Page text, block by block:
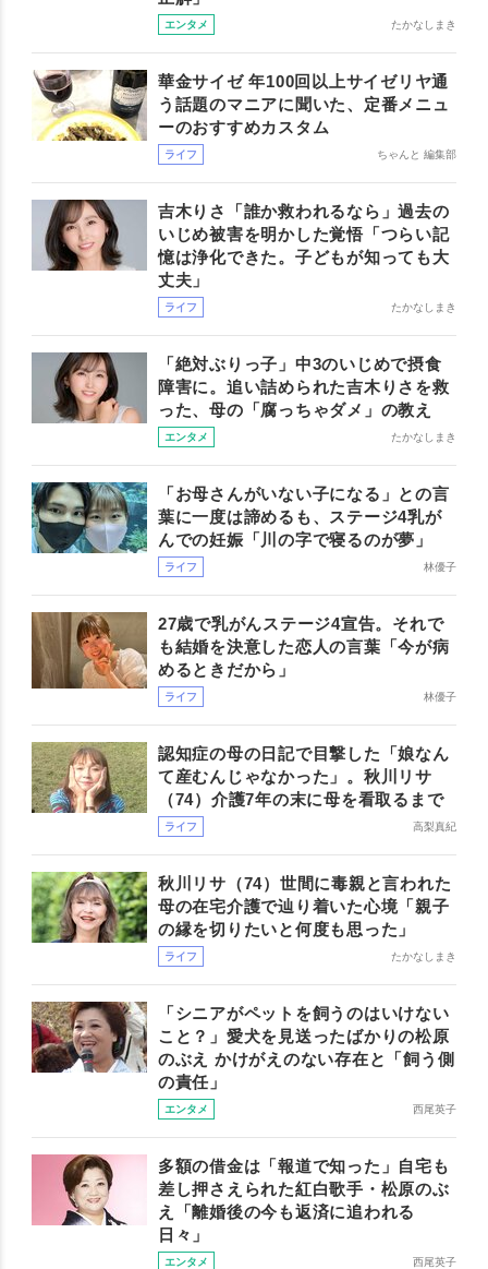
エンタメ たかなしまき
華金サイゼ 年100回以上サイゼリヤ通
う話題のマニアに聞いた、定番メニュ
ーのおすすめカスタム
ライフ ちゃんと 編集部
吉木りさ「誰か救われるなら」過去の
いじめ被害を明かした覚悟「つらい記
憶は浄化できた。子どもが知っても大
丈夫」
ライフ たかなしまき
「絶対ぶりっ子」中3のいじめで摂食
障害に。追い詰められた吉木りさを救
った、母の「腐っちゃダメ」の教え
エンタメ たかなしまき
「お母さんがいない子になる」との言
葉に一度は諦めるも、ステージ4乳が
んでの妊娠「川の字で寝るのが夢」
ライフ 林優子
27歳で乳がんステージ4宣告。それで
も結婚を決意した恋人の言葉「今が病
めるときだから」
ライフ 林優子
認知症の母の日記で目撃した「娘なん
て産むんじゃなかった」。秋川リサ
（74）介護7年の末に母を看取るまで
ライフ 高梨真紀
秋川リサ（74）世間に毒親と言われた
母の在宅介護で辿り着いた心境「親子
の縁を切りたいと何度も思った」
ライフ たかなしまき
「シニアがペットを飼うのはいけない
こと？」愛犬を見送ったばかりの松原
のぶえ かけがえのない存在と「飼う側
の責任」
エンタメ 西尾英子
多額の借金は「報道で知った」自宅も
差し押さえられた紅白歌手・松原のぶ
え「離婚後の今も返済に追われる
日々」
エンタメ 西尾英子